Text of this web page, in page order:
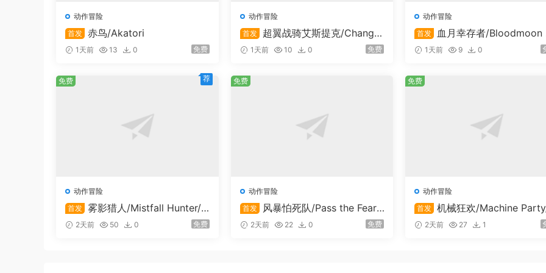
纯粹的跳台体验: 无战斗系统/能力强化/技能树
速通者的天堂: 挑战计时模式，突破极限！
频繁的检查点让你从错误中快速学习与成长
一个关于群体、差异与成长的动人故事
最低配置:
动作冒险
首发 赤鸟/Akatori
1天前 13 0 免费
动作冒险
首发
超翼战骑艾斯提克/Change
able Guardian ESTIQUE
1天前 10 0 免费
动作冒险
首发
血月幸存者/Bloodmoon
rvivors
1天前 9 0
动作冒险
首发 雾影猎人/Mistfall Hunter/
支持在线联机
2天前 50 0 免费
免费 荐
动作冒险
首发
风暴怕死队/Pass the Fear/
支持在线联机
2天前 22 0 免费
免费
动作冒险
首发
机械狂欢/Machine
支持在线联机
2天前 27 1
免费